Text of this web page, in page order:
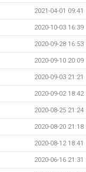
2021-04-01 09:41
2020-10-03 16:39
2020-09-28 16:53
2020-09-10 20:09
2020-09-03 21:21
2020-09-02 18:42
2020-08-25 21:24
2020-08-20 21:18
2020-08-12 18:41
2020-06-16 21:31